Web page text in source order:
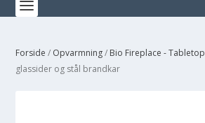
Forside / Opvarmning/ Bio Fireplace - Tabletop
glassider og stål brandkar